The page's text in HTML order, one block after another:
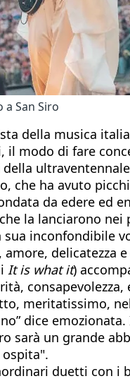
San Siro
della musica
modo di fare
che ha avuto
da edere ed
la lanciarono nei
sua inconfondibile
It is what it)
meritatissimo,
dice
sarà un grande
ospita".
duetti con i